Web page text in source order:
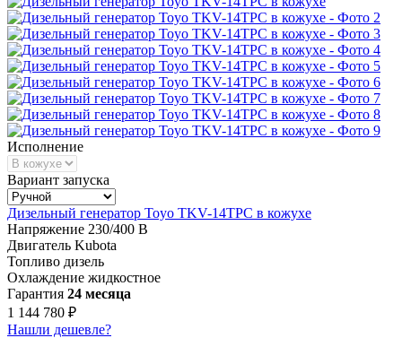
Исполнение
Вариант запуска
Дизельный генератор Toyo TKV-14TPC в кожухе
Напряжение 230/400 В
Двигатель Kubota
Топливо дизель
Охлаждение жидкостное
Гарантия 24 месяца
1 144 780 ₽
Нашли дешевле?